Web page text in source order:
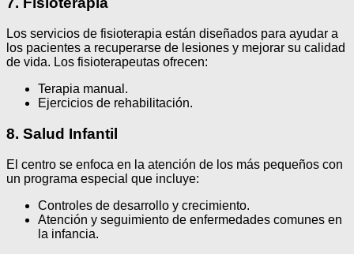
Los servicios de fisioterapia están diseñados para ayudar a
los pacientes a recuperarse de lesiones y mejorar su calidad
de vida. Los fisioterapeutas ofrecen:
Terapia manual.
Ejercicios de rehabilitación.
8. Salud Infantil
El centro se enfoca en la atención de los más pequeños con
un programa especial que incluye:
Controles de desarrollo y crecimiento.
Atención y seguimiento de enfermedades comunes en
la infancia.